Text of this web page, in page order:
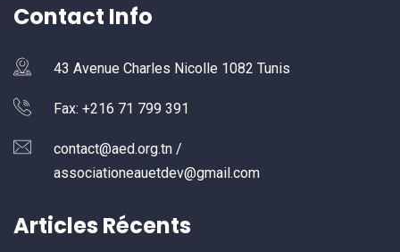
Contact Info
43 Avenue Charles Nicolle 1082 Tunis
Fax: +216 71 799 391
contact@aed.org.tn /
associationeauetdev@gmail.com
Articles Récents